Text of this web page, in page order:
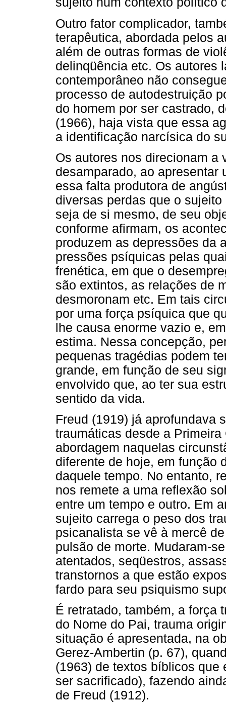
Outro fator complicador,
terapêutica, abordada pelos
além de outras formas de
delinqüência etc. Os autores
contemporâneo não
processo de autodestruição
do homem por ser castrado,
(1966), haja vista que essa
a identificação narcísica do
Os autores nos direcionam a
desamparado, ao apresentar
essa falta produtora de
diversas perdas que o
seja de si mesmo, de seu
conforme afirmam, os
produzem as depressões da
pressões psíquicas pelas
frenética, em que o
são extintos, as relações de
desmoronam etc. Em tais
por uma força psíquica que
lhe causa enorme vazio e,
estima. Nessa concepção,
pequenas tragédias podem
grande, em função de seu
envolvido que, ao ter sua
sentido da vida.
Freud (1919) já aprofundava
traumáticas desde a
abordagem naquelas
diferente de hoje, em função
daquele tempo. No entanto,
nos remete a uma reflexão
entre um tempo e outro. Em
sujeito carrega o peso dos
psicanalista se vê à mercê
pulsão de morte. Mudaram-
atentados, seqüestros,
transtornos a que estão
fardo para seu psiquismo
É retratado, também, a força
do Nome do Pai, trauma
situação é apresentada, na
Gerez-Ambertin (p. 67),
(1963) de textos bíblicos que
ser sacrificado), fazendo
de Freud (1912).